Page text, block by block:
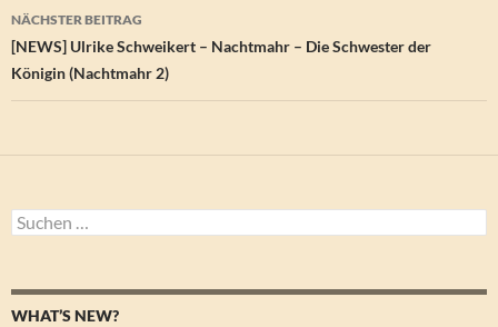
NÄCHSTER BEITRAG
[NEWS] Ulrike Schweikert – Nachtmahr – Die Schwester der
Königin (Nachtmahr 2)
Suchen
nach:
WHAT’S NEW?